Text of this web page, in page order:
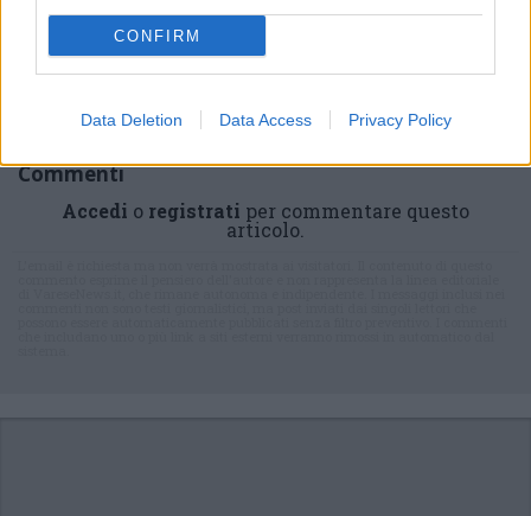
CONFIRM
Data Deletion Data Access Privacy Policy
Commenti
Accedi o registrati per commentare questo
articolo.